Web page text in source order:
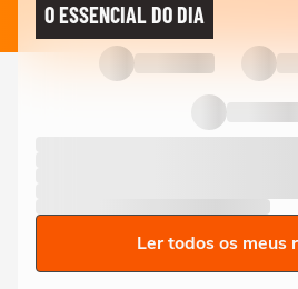
O ESSENCIAL DO DIA
Ler todos os meus